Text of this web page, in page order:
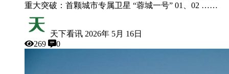
重大突破：首颗城市专属卫星 “蓉城一号” 01、02 ……
天下看讯 2026年 5月 16日
269
0